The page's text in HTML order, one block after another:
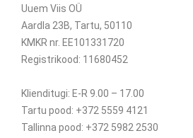
Uuem Viis OÜ
Aardla 23B, Tartu, 50110
KMKR nr. EE101331720
Registrikood: 11680452
Klienditugi: E-R 9.00 – 17.00
Tartu pood: +372 5559 4121
Tallinna pood: +372 5982 2530